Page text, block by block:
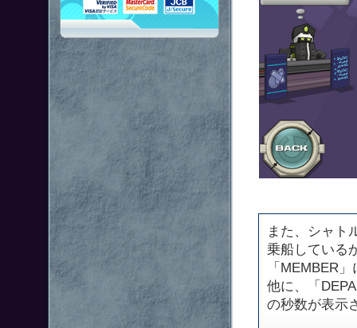
また、シャト
乗船している
「MEMBER
他に、「
の秒数が表示